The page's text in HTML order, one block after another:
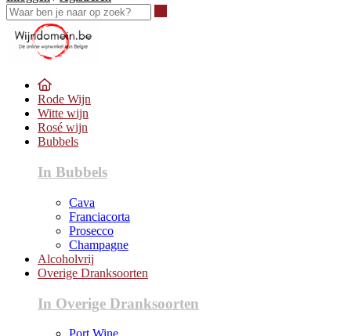
Rode Wijn
Witte wijn
Rosé wijn
Bubbels
In Bubbels
Cava
Franciacorta
Prosecco
Champagne
Alcoholvrij
Overige Dranksoorten
In Overige Dranksoorten